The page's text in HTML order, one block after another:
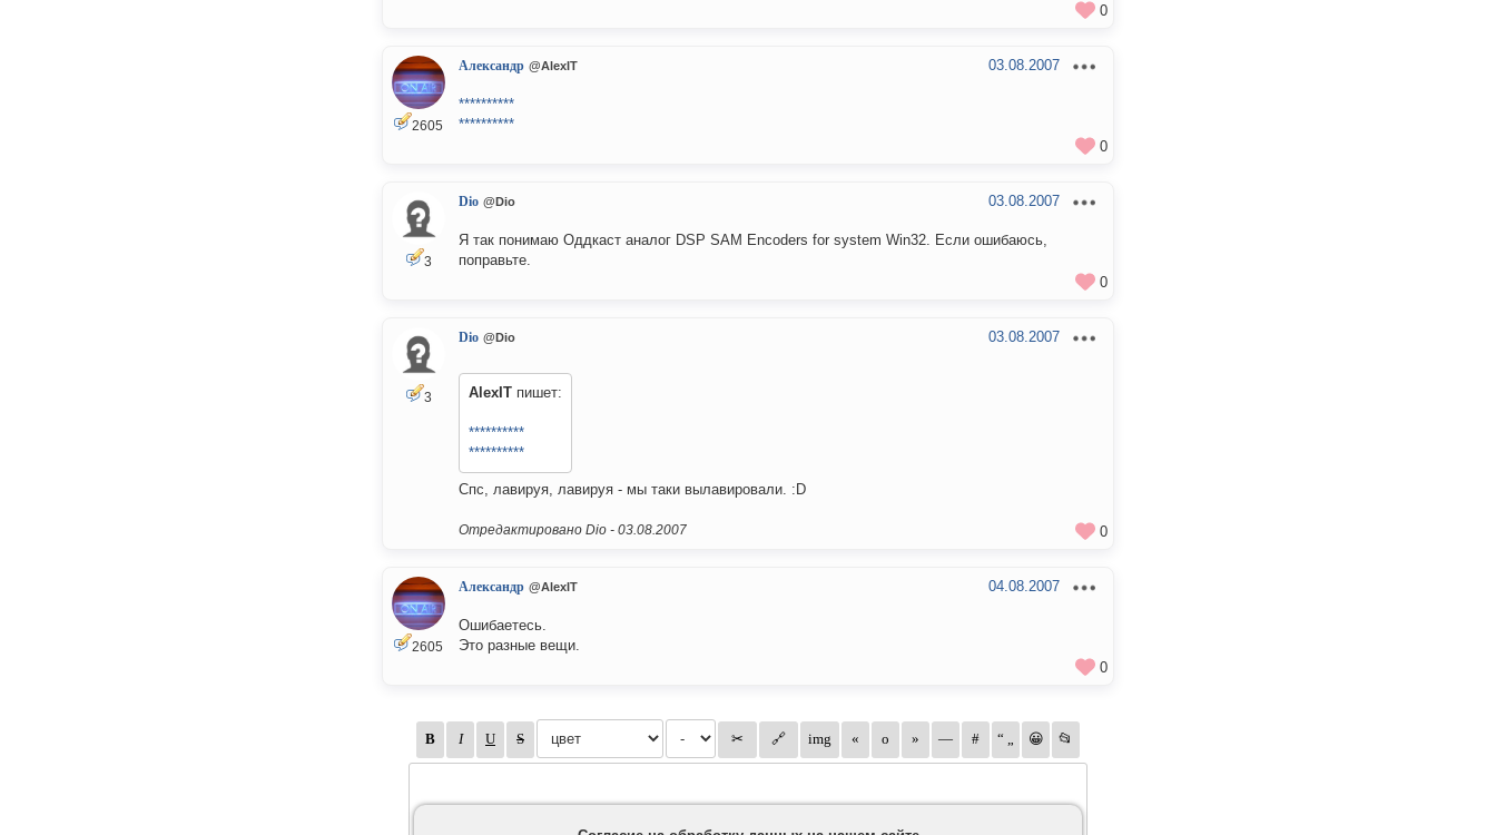
0
2605
Александр @AlexIT 03.08.2007
**********
**********
0
3
Dio @Dio 03.08.2007
Я так понимаю Оддкаст аналог DSP SAM Encoders for system Win32. Если ошибаюсь,
поправьте.
0
3
Dio @Dio 03.08.2007
AlexIT пишет:
**********
**********
Спс, лавируя, лавируя - мы таки вылавировали. :D
Отредактировано Dio - 03.08.2007 0
2605
Александр @AlexIT 04.08.2007
Ошибаетесь.
Это разные вещи.
0